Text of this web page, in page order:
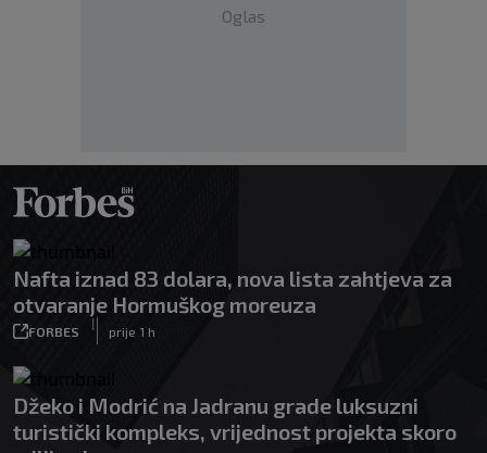
Oglas
Nafta iznad 83 dolara, nova lista zahtjeva za
otvaranje Hormuškog moreuza
FORBES
|
prije 1 h
Džeko i Modrić na Jadranu grade luksuzni
turistički kompleks, vrijednost projekta skoro